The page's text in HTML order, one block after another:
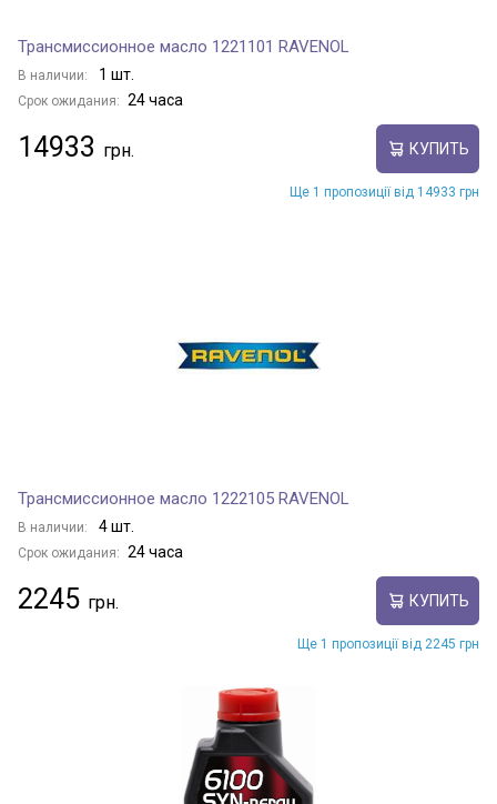
Трансмиссионное масло 1221101 RAVENOL
В наличии: 1 шт.
Срок ожидания: 24 часа
14933 КУПИТЬ
Ще 1 пропозиції від 14933 грн
Трансмиссионное масло 1222105 RAVENOL
В наличии: 4 шт.
Срок ожидания: 24 часа
2245 КУПИТЬ
Ще 1 пропозиції від 2245 грн